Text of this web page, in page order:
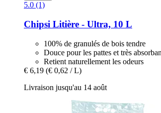
5.0 (1)
Chipsi Litière -​ Ultra, 10 L
100% de granulés de bois tendre
Douce pour les pattes et très
Retient naturellement les odeurs
€ 6,19 (€ 0,62 / L)
Livraison jusqu'au 14 août